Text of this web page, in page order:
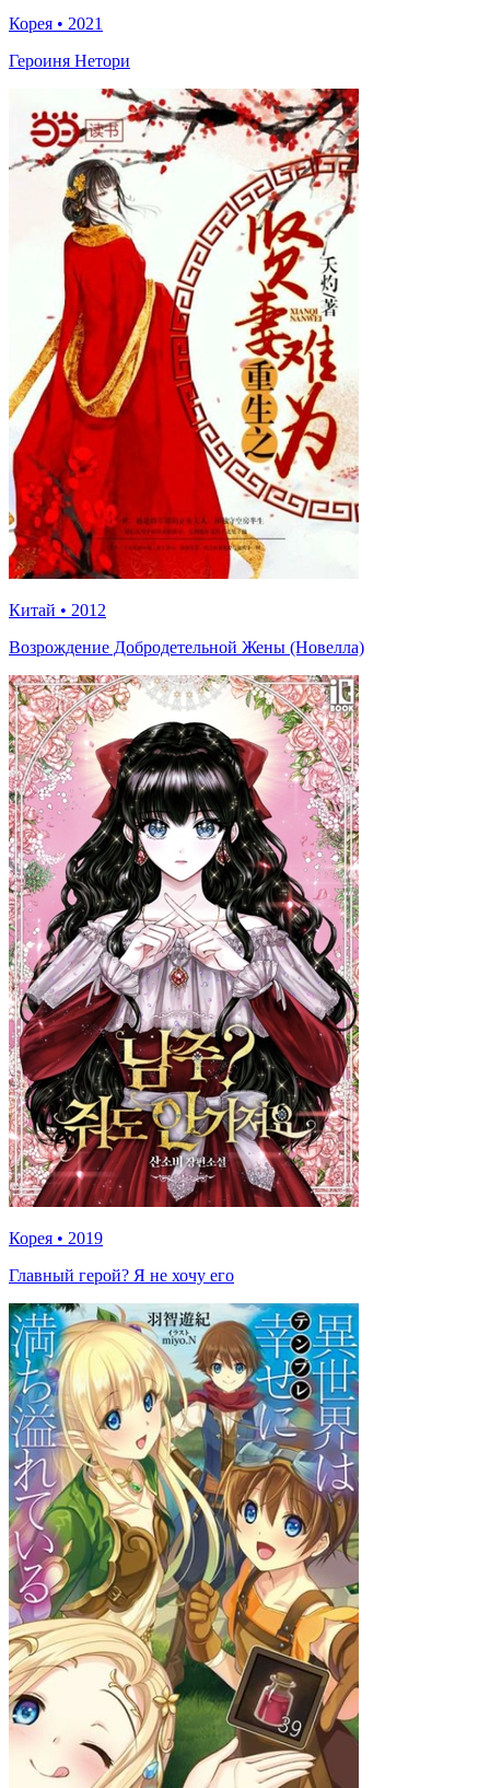
Корея • 2021
Героиня Нетори
Китай • 2012
Возрождение Добродетельной Жены (Новелла)
Корея • 2019
Главный герой? Я не хочу его